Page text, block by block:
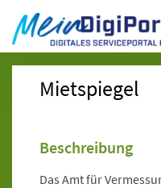
Digitales
Zur Hauptnavigation
Zum Inhalt
Zum Footer
Mietspiegel
Beschreibung
Das Amt für